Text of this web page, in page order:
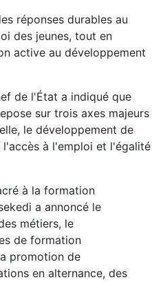
réponses durables au
des jeunes, tout en
active au développement
de l'État a indiqué que
sur trois axes majeurs
le développement de
à l'emploi et l'égalité
à la formation
a annoncé le
métiers, le
de formation
promotion de
en alternance, des